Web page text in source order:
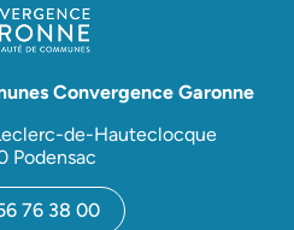
Convergence Garonne
de-Hauteclocque
Podensac
76 38 00